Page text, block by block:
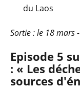
du Laos
Sortie : le 18 mars -
Episode 5
: « Les
sources